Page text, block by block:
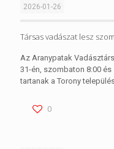
2026-01-26
Társas vadászat lesz
Az Aranypatak
31-én, szombaton 8:00
tartanak a Torony
0